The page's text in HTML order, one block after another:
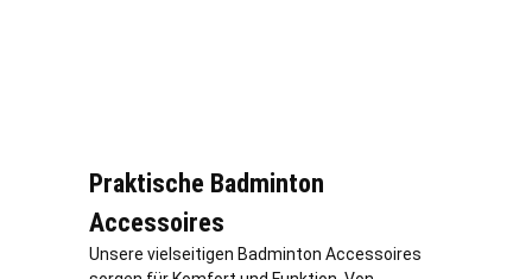
Praktische Badminton
Accessoires
Unsere vielseitigen Badminton Accessoires